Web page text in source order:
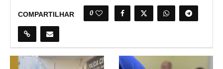
COMPARTILHAR 0